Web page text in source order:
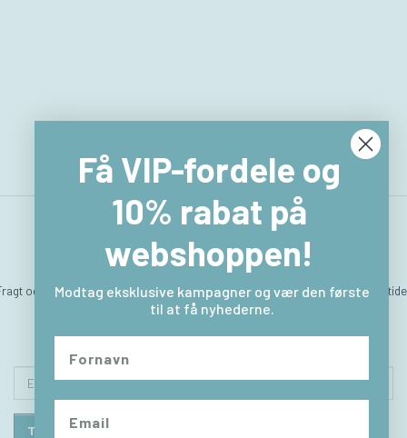
og leveringHvem er viBetingelser & VilkårSitemap Kontakt &
ReturlabelFortryd købet
adresse
Tilmeld Afmeld
Få VIP-fordele og
10% rabat på
webshoppen!
Modtag eksklusive kampagner og vær den første
til at få nyhederne.